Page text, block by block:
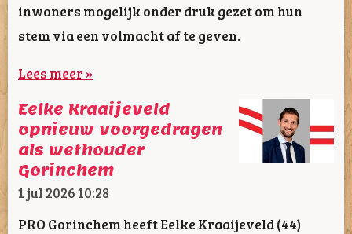
inwoners mogelijk onder druk gezet om hun
stem via een volmacht af te geven.
Lees meer »
Eelke Kraaijeveld
opnieuw voorgedragen
als wethouder
Gorinchem
1 jul 202610:28
PRO Gorinchem heeft Eelke Kraaijeveld (44)